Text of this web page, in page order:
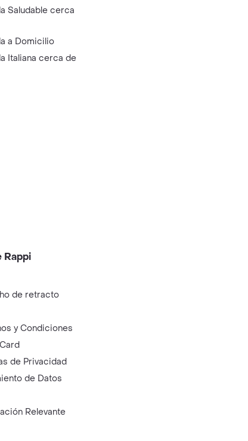
Saludable cerca
a Domicilio
Italiana cerca de
Rappi
de retracto
y Condiciones
de Privacidad
de Datos
Relevante